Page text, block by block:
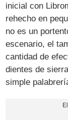
inicial con
rehecho en
no es un
escenario, el
cantidad de
dientes de
simple